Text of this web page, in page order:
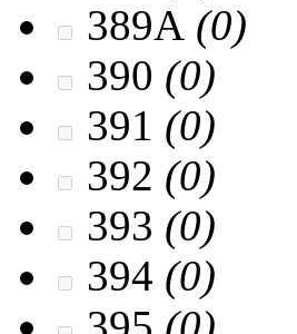
389A (0)
390 (0)
391 (0)
392 (0)
393 (0)
394 (0)